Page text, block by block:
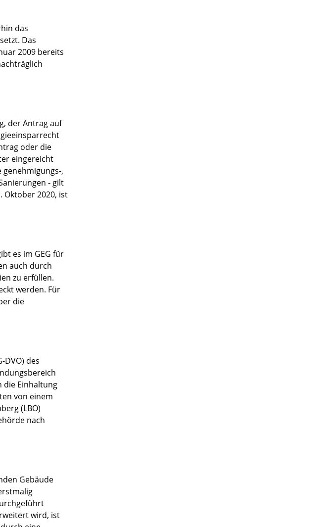
das
Das
2009 bereits
der Antrag auf
oder die
eingereicht
,
- gilt
Oktober 2020, ist
es im GEG für
auch durch
zu erfüllen.
werden. Für
die
DVO) des
die Einhaltung
von einem
(LBO)
nach
Gebäude
wird, ist